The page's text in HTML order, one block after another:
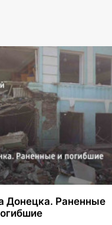
Донецка. Раненные